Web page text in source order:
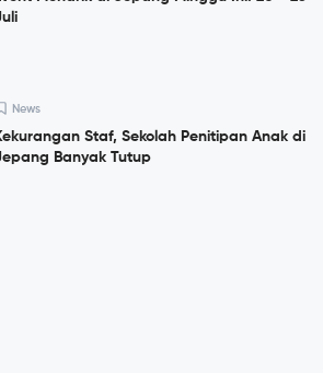
News
Staf, Sekolah Penitipan Anak di
Banyak Tutup